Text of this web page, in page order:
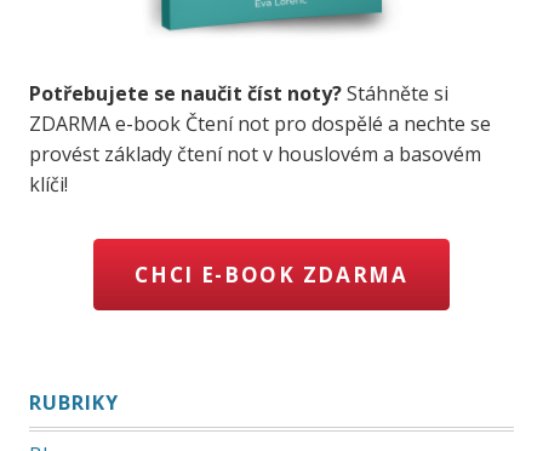
Potřebujete se naučit číst noty?Stáhněte si
ZDARMA e-book Čtení not pro dospělé a nechte se
provést základy čtení not v houslovém a basovém
klíči!
CHCI E-BOOK ZDARMA
RUBRIKY